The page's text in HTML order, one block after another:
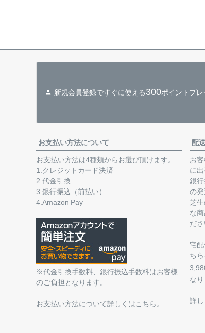
新規会員登録ですぐに使える300ポイントプレ
お支払い方法について
お支払い方法は4種類からお選び頂けます。
1.クレジットカード決済
2.代金引換
3.銀行振込（前払い）
4.Amazon Pay
※代金引換手数料、銀行振込手数料はお客様
のご負担となります。
お支払い方法について詳しくは こちら。
配
お
に出
銀
の発
芝
な
ださ
宅
ち
なり
詳